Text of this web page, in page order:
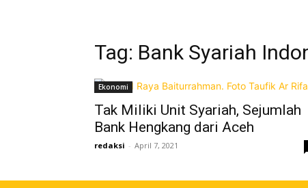
Tag: Bank Syariah
Ekonomi
Tak Miliki Unit Syariah, Sejumlah
Bank Hengkang dari Aceh
redaksi - April 7, 2021